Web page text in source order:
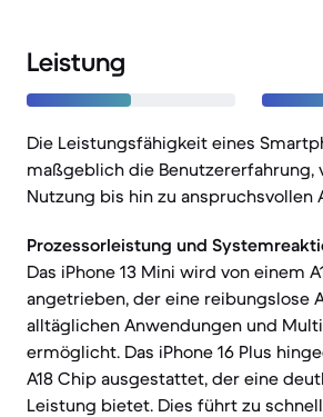
Leistung
Die Leistungsfähigkeit eines
maßgeblich die Benutzererfahrung,
Nutzung bis hin zu anspruchsvollen
Prozessorleistung und
Das iPhone 13 Mini wird von einem
angetrieben, der eine reibungslose
alltäglichen Anwendungen und
ermöglicht. Das iPhone 16 Plus
A18 Chip ausgestattet, der eine
Leistung bietet. Dies führt zu